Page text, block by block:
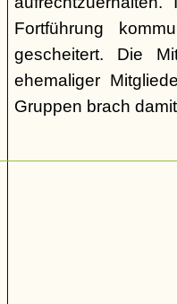
Fortführung
gescheitert. Die
ehemaliger
Gruppen brach